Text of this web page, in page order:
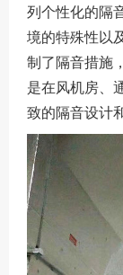
列个性化的隔
境的特殊性以
制了隔音措施
是在风机房、
致的隔音设计